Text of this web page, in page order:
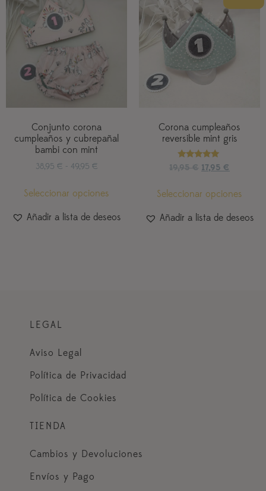
Conjunto corona
cumpleaños y cubrepañal
bambi con mint
38,95 € - 49,95 €
Seleccionar opciones
Añadir a lista de deseos
Corona cumpleaños
reversible mint gris
Valorado
con
19,95€ 17,95 €
Seleccionar opciones
Añadir a lista de deseos
LEGAL
Aviso Legal
Política de Privacidad
Política de Cookies
TIENDA
Cambios y Devoluciones
Envíos y Pago